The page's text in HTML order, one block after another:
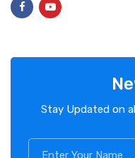
Stay Updated on